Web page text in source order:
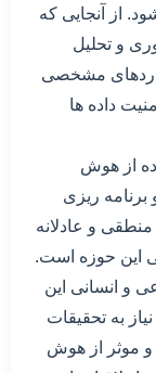
از آنجایی که
و تحلیل
مشخصی
داده ها
از هوش
ریزی
و عادلانه
این حوزه است.
و انسانی این
به تحقیقات
و موثر از هوش